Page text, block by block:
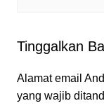
Tinggalkan
Alamat email
yang wajib